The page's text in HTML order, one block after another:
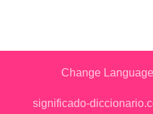
Change Language
significado-